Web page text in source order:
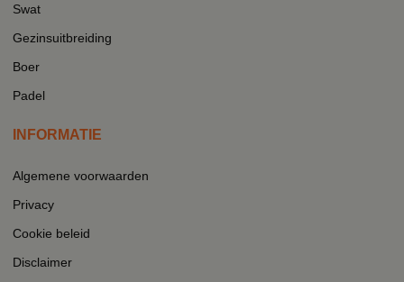
Swat
Gezinsuitbreiding
Boer
Padel
INFORMATIE
Algemene voorwaarden
Privacy
Cookie beleid
Disclaimer